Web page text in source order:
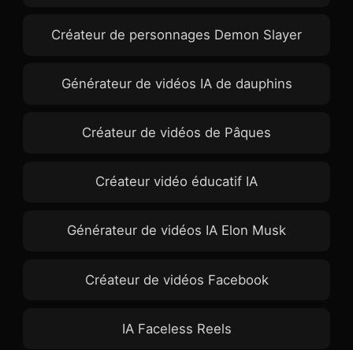
Créateur de personnages Demon Slayer
Générateur de vidéos IA de dauphins
Créateur de vidéos de Pâques
Créateur vidéo éducatif IA
Générateur de vidéos IA Elon Musk
Créateur de vidéos Facebook
IA Faceless Reels